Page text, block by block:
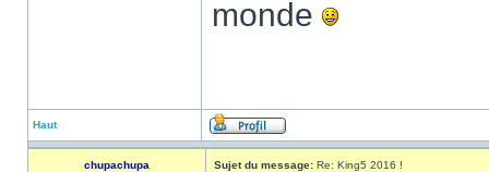
monde
Haut
chupachupa Sujet du message: Re: King5 2016 !